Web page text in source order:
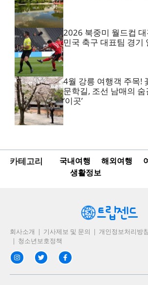
2026 북중미 월드컵
민국 축구 대표팀 경기
4월 강릉 여행객 주목!
문학길, 조선 남매의
‘이곳’
카테고리 국내여행 해외여행
생활정보
회사소개 기사제보 및 문의 개인정보처리방침
청소년보호정책